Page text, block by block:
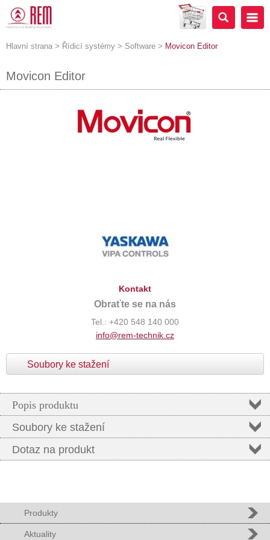
Hlavní strana > Řídicí systémy > Software > Movicon Editor
Movicon Editor
Kontakt
Obraťte se na nás
Tel.: +420 548 140 000
info@rem-technik.cz
Soubory ke stažení
Popis produktu
Soubory ke stažení
Dotaz na produkt
Produkty
Aktuality